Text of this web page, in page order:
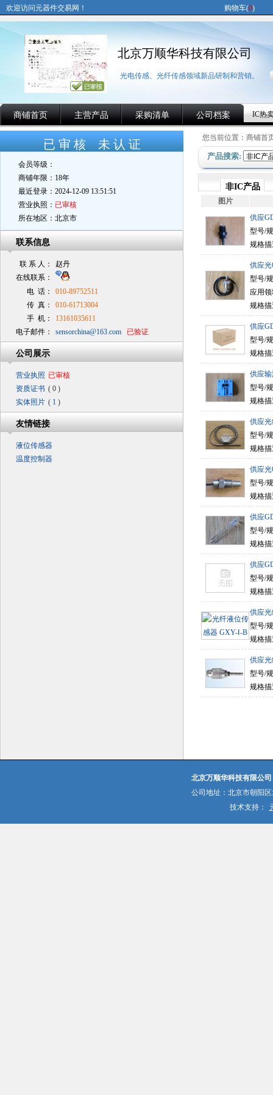
欢迎访问元器件交易网！ 购物车(0)
北京万顺华科技有限公司
光电传感、光纤传感领域新品研制和营销。
商铺首页 主营产品 采购清单 公司档案 IC热
已 审 核 未 认 证
会员等级：
商铺年限： 18年
最近登录： 2024-12-09 13:51:51
营业执照： 已审核
所在地区： 北京市
联系信息
联 系 人：
赵丹
在线联系：
电 话：
010-89752511
传 真：
010-61713004
手 机：
13161035611
电子邮件：
sensorchina@163.com 已验证
公司展示
营业执照 已审核
资质证书 ( 0 )
实体照片 ( 1 )
友情链接
液位传感器
温度控制器
您当前位置： 商铺首
产品搜索:
非IC产品
图片
供应
型号/
规格
供应
型号/
应用
规格
供应
型号/
规格
供应
型号/
规格
供应
型号/
规格
供应
型号/
规格
供应
型号/
规格
供应
型号/
规格
供应
型号/
规格
供应
型号/
规格
北京万顺华科技有限公司
公司地址：北京市朝阳
技术支持：